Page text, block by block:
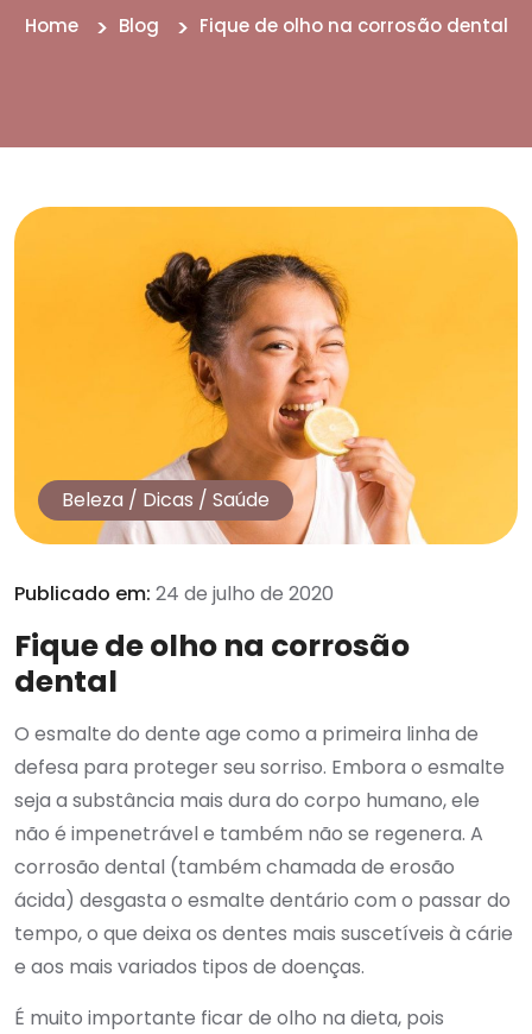
Home Blog Fique de olho na corrosão dental
Beleza / Dicas / Saúde
Publicado em: 24 de julho de 2020
Fique de olho na corrosão
dental
O esmalte do dente age como a primeira linha de
defesa para proteger seu sorriso. Embora o esmalte
seja a substância mais dura do corpo humano, ele
não é impenetrável e também não se regenera. A
corrosão dental (também chamada de erosão
ácida) desgasta o esmalte dentário com o passar do
tempo, o que deixa os dentes mais suscetíveis à cárie
e aos mais variados tipos de doenças.
É muito importante ficar de olho na dieta, pois